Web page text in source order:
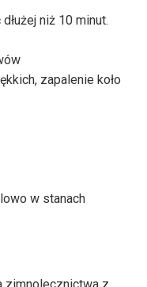
niż 10 minut.
zapalenie koło
w stanach
zimnolecznictwa z